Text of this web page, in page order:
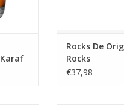
Rocks De
Rocks
€37,98